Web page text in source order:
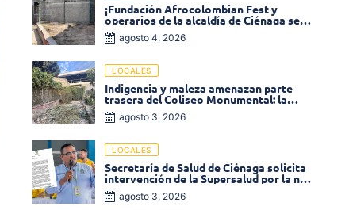
¡Fundación Afrocolombian Fest y
operarios de la alcaldía de Ciénaga se
ponen la 10! Realizan limpieza de la
parte posterior del Coliseo
agosto 4, 2026
LOCALES
Indigencia y maleza amenazan parte
trasera del Coliseo Monumental: la
comunidad exige acción inmediata!
agosto 3, 2026
LOCALES
Secretaría de Salud de Ciénaga solicita
intervención de la Supersalud por la no
entrega de medicamentos en las EPS
agosto 3, 2026